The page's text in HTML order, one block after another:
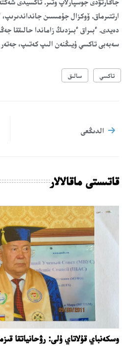
جاڭارتۋدى جوسپارلاپ وتىر. تاكسيدى
ارتتىرماق. ۆوكزال جۇمىسىن جانداندىرىپ،
دەيدى. ءبىراق ءبىزدىڭ زاماندا حالىققا
سەبەبى تاكسي ۇيىڭنەن الىپ كەتىپ،
تاكسي سالىق
الدىڭعى
قاتىستى ماقالالار
وسكەنباي قۇلاتاي ۇلى: رۋحانياتقا